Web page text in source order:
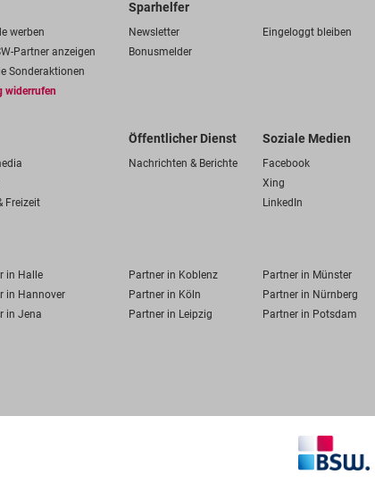
werben
Partner anzeigen
Sonderaktionen
widerrufen
Sparhelfer
Newsletter
Eingeloggt bleiben
Bonusmelder
Freizeit
Öffentlicher Dienst
Nachrichten & Berichte
Soziale Medien
Facebook
Xing
LinkedIn
in Halle Partner in Koblenz
Partner in Münster
in Hannover Partner in Köln
Partner in Nürnberg
in Jena Partner in Leipzig Partner in Potsdam